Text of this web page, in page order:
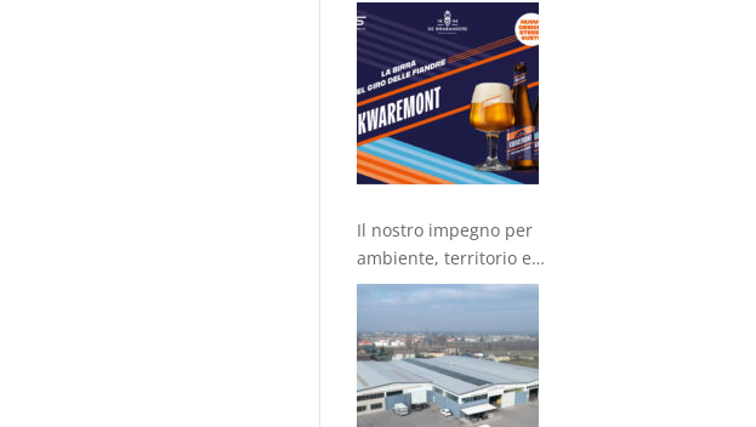
Il nostro impegno per
ambiente, territorio e
comunità